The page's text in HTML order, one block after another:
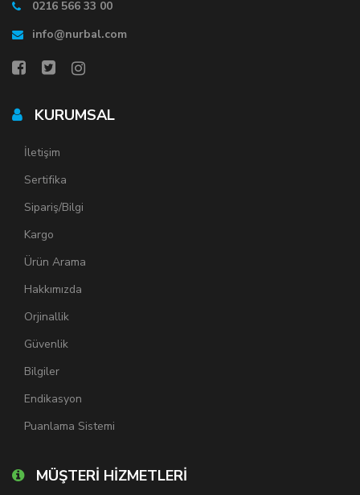
0216 566 33 00
info@nurbal.com
KURUMSAL
İletişim
Sertifika
Sipariş/Bilgi
Kargo
Ürün Arama
Hakkımızda
Orjinallik
Güvenlik
Bilgiler
Endikasyon
Puanlama Sistemi
MÜŞTERİ HİZMETLERİ